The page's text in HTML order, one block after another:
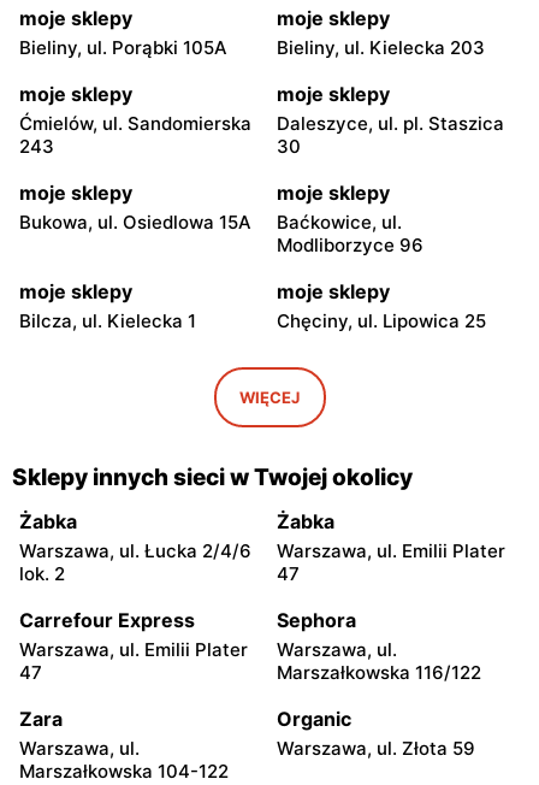
moje sklepy
Bieliny, ul. Porąbki 105A
moje sklepy
Bieliny, ul. Kielecka 203
moje sklepy
Ćmielów, ul. Sandomierska
243
moje sklepy
Daleszyce, ul. pl. Staszica
30
moje sklepy
Bukowa, ul. Osiedlowa 15A
moje sklepy
Baćkowice, ul.
Modliborzyce 96
moje sklepy
Bilcza, ul. Kielecka 1
moje sklepy
Chęciny, ul. Lipowica 25
Iwaniska, ul. Ujazdowska 5
moje sklepy
Bogoria, ul. Rynek 30
Gorzyce, ul. Szkolna 44 Grębów, ul. Wydrza 180
moje sklepy
Jadachy, ul. Jadachy 111
moje sklepy
Jeżowe, ul. Zalesie 77
Kazimierza Wielka, ul.
Kolejowa 15
Kamień, ul. Błonie 23
Górki, ul. Górki 71
Gumniska, ul. Gumniska
157C
WIĘCEJ
Sklepy innych sieci w Twojej okolicy
Żabka
Warszawa, ul. Łucka 2/4/6
lok. 2
Żabka
Warszawa, ul. Emilii Plater
47
Carrefour Express
Warszawa, ul. Emilii Plater
47
Sephora
Warszawa, ul.
Marszałkowska 116/122
Zara
Warszawa, ul.
Marszałkowska 104-122
Organic
Warszawa, ul. Złota 59